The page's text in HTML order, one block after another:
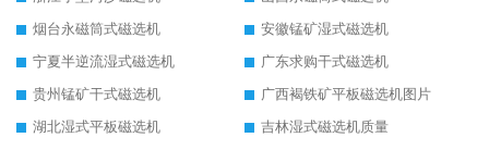
烟台永磁筒式磁选机
安徽锰矿湿式磁选机
宁夏半逆流湿式磁选机
广东求购干式磁选机
贵州锰矿干式磁选机
广西褐铁矿平板磁选机图片
湖北湿式平板磁选机
吉林湿式磁选机质量